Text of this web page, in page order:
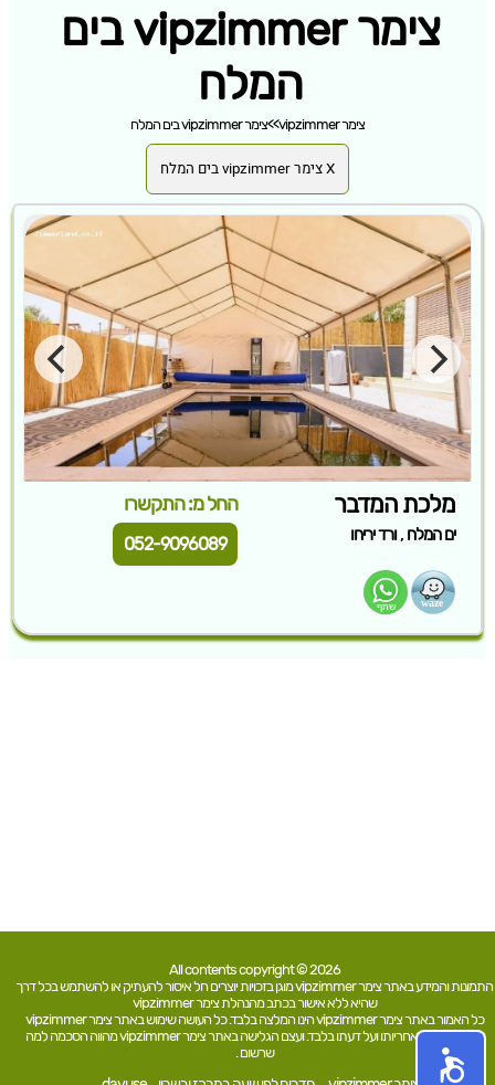
צימר vipzimmer בים
המלח
צימר vipzimmer >>צימר vipzimmer בים המלח
X צימר vipzimmer בים המלח
מלכת המדבר החל מ: התקשרו
ים המלח ,ורד יריחו 052-9096089
All contents copyright © 2026
התמונות והמידע באתר צימר vipzimmer מוגן בזכויות יוצרים חל איסור להעתיק או להשתמש בכל דרך
שהיא ללא אישור בכתב מהנהלת צימר vipzimmer
כל האמור באתר צימר vipzimmer הינו המלצה בלבד. כל העושה שימוש באתר צימר vipzimmer
עושה זאת על אחריותו ועל דעתו בלבד. ועצם הגלישה באתר צימר vipzimmer מהווה הסכמה למה
שרשום .